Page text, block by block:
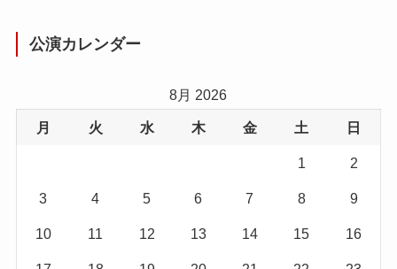
公演カレンダー
8月 2026
月 火 水 木 金 土 日
1 2
3 4 5 6 7 8 9
10 11 12 13 14 15 16